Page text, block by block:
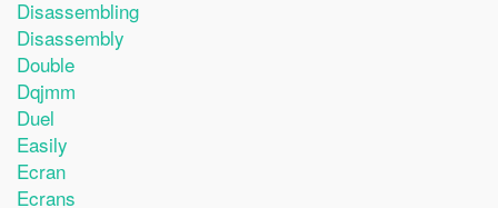
Disassembling
Disassembly
Double
Dqjmm
Duel
Easily
Ecran
Ecrans